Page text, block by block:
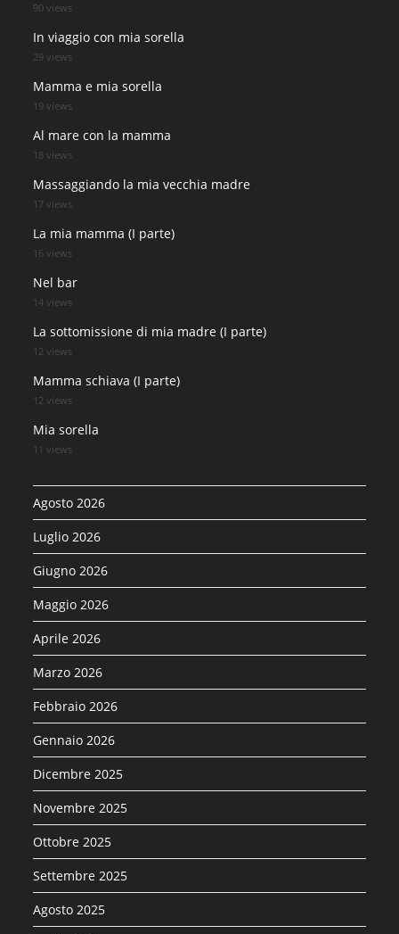
90 views
In viaggio con mia sorella
29 views
Mamma e mia sorella
19 views
Al mare con la mamma
18 views
Massaggiando la mia vecchia madre
17 views
La mia mamma (I parte)
16 views
Nel bar
14 views
La sottomissione di mia madre (I parte)
12 views
Mamma schiava (I parte)
12 views
Mia sorella
11 views
Agosto 2026
Luglio 2026
Giugno 2026
Maggio 2026
Aprile 2026
Marzo 2026
Febbraio 2026
Gennaio 2026
Dicembre 2025
Novembre 2025
Ottobre 2025
Settembre 2025
Agosto 2025